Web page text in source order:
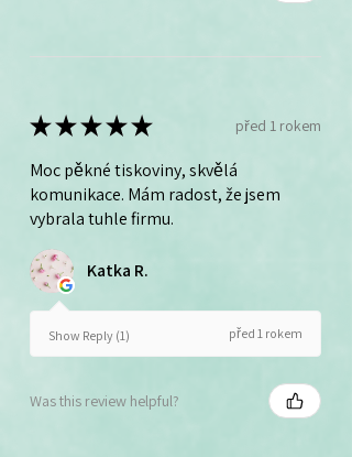
★★★★★ před 1 rokem
Moc pěkné tiskoviny, skvělá
komunikace. Mám radost, že jsem
vybrala tuhle firmu.
Katka R.
Show Reply (1) před 1 rokem
Was this review helpful?